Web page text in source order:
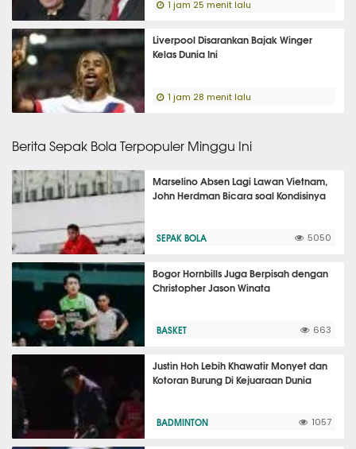
1 jam 25 menit lalu
Liverpool Disarankan Bajak Winger
Kelas Dunia Ini
1 jam 28 menit lalu
Berita Sepak Bola Terpopuler Minggu Ini
Marselino Absen Lagi Lawan Vietnam,
John Herdman Bicara soal Kondisinya
SEPAK BOLA 5050
Bogor Hornbills Juga Berpisah dengan
Christopher Jason Winata
BASKET 663
Justin Hoh Lebih Khawatir Monyet dan
Kotoran Burung Di Kejuaraan Dunia
BADMINTON 1057